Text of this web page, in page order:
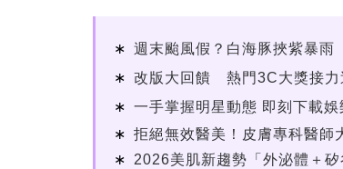
週末颱風假？白海豚挾紫暴
改版大回饋 熱門3C大獎接力
一手掌握明星動態 即刻下載
拒絕無效醫美！皮膚專科醫師
2026美肌新趨勢「外泌體＋